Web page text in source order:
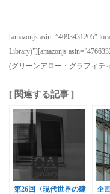
[amazonjs asin=”4093431205″
Library)”][amazonjs
(グリーンアロー・グラフィテ
[ 関連する記事 ]
第26回〈現代世界の建
企